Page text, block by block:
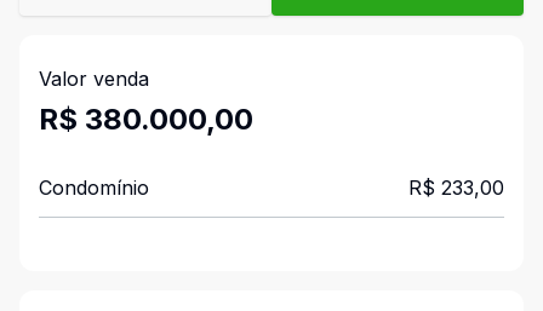
Valor venda
R$ 380.000,00
Condomínio R$ 233,00